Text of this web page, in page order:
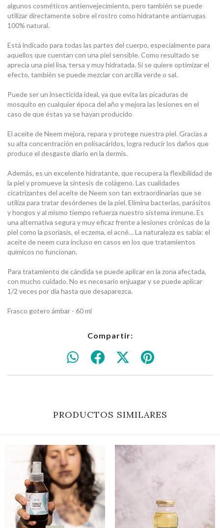
algunos cosméticos antienvejecimiento, pero también se puede
utilizar directamente sobre el rostro como hidratante antiarrugas
100% natural.
Está indicado para todas las partes del cuerpo, especialmente para
aquellos que cuentan con una piel sensible. Como resultado se
aprecia una piel lisa, tersa y muy hidratada. Si se quiere optimizar el
efecto, también se puede mezclar con arcilla verde o sal.
Puede ser un insecticida ideal, ya que evita las picaduras de
mosquito en cualquier época del año y mejora las lesiones en el
caso de que éstas ya se hayan producido
El aceite de Neem mejora, repara y protege nuestra piel. Gracias a
su alta concentración en polisacáridos, logra reducir los daños que
produce el desgaste diario en la dermis.
Además, es un excelente hidratante, que recupera la flexibilidad de
la piel y promueve la síntesis de colágeno. Las cualidades
cicatrizantes del aceite de Neem son tan extraordinarias que se
utiliza para tratar desórdenes de la piel. Elimina bacterias, parásitos
y hongos y al mismo tiempo refuerza nuestro sistema inmune. Es
una alternativa segura y muy eficaz frente a lesiones crónicas de la
piel como la psoriasis, el eczema, el acné… La naturaleza es sabia: el
aceite de neem cura incluso en casos en los que tratamientos
químicos no funcionan.
​Para tratamiento de cándida se puede aplicar en la zona afectada,
con mucho cuidado. No es necesario enjuagar y se puede aplicar
1/2 veces por día hasta que desaparezca.
Frasco gotero ámbar - 60 ml
Compartir:
PRODUCTOS SIMILARES